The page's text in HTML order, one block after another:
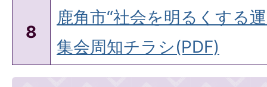
8
鹿角市“社会を明るくする
集会周知チラシ(PDF)